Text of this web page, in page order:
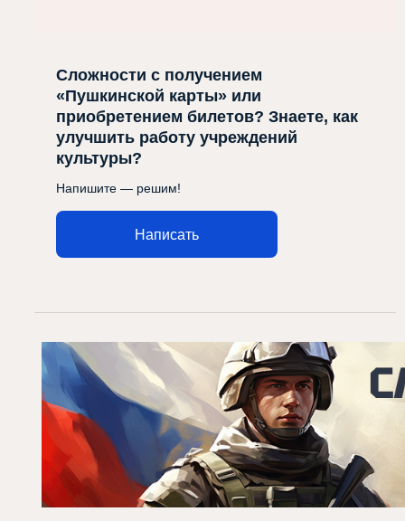
Сложности с получением
«Пушкинской карты» или
приобретением билетов? Знаете, как
улучшить работу учреждений
культуры?
Напишите — решим!
Написать